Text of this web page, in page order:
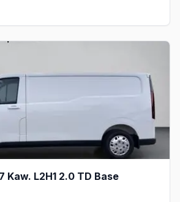
Kaw. L2H1 2.0 TD Base